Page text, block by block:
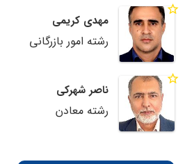
مهدی کریمی
رشته امور بازرگانی
ناصر شهرکی
رشته معادن